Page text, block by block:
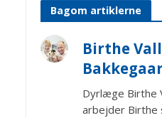
Bagom artiklerne
Birthe
Dyrlæge Birthe
arbejder Birthe